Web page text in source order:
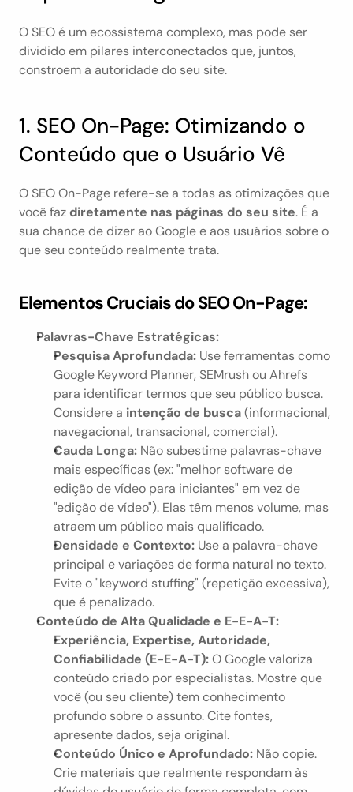
O SEO é um ecossistema complexo, mas pode ser
dividido em pilares interconectados que, juntos,
constroem a autoridade do seu site.
1. SEO On-Page: Otimizando o
Conteúdo que o Usuário Vê
O SEO On-Page refere-se a todas as otimizações que
você faz diretamente nas páginas do seu site. É a
sua chance de dizer ao Google e aos usuários sobre o
que seu conteúdo realmente trata.
Elementos Cruciais do SEO On-Page:
Palavras-Chave Estratégicas:
Pesquisa Aprofundada: Use ferramentas como
Google Keyword Planner, SEMrush ou Ahrefs
para identificar termos que seu público busca.
Considere a intenção de busca (informacional,
navegacional, transacional, comercial).
Cauda Longa: Não subestime palavras-chave
mais específicas (ex: "melhor software de
edição de vídeo para iniciantes" em vez de
"edição de vídeo"). Elas têm menos volume, mas
atraem um público mais qualificado.
Densidade e Contexto: Use a palavra-chave
principal e variações de forma natural no texto.
Evite o "keyword stuffing" (repetição excessiva),
que é penalizado.
Conteúdo de Alta Qualidade e E-E-A-T:
Experiência, Expertise, Autoridade,
Confiabilidade (E-E-A-T): O Google valoriza
conteúdo criado por especialistas. Mostre que
você (ou seu cliente) tem conhecimento
profundo sobre o assunto. Cite fontes,
apresente dados, seja original.
Conteúdo Único e Aprofundado: Não copie.
Crie materiais que realmente respondam às